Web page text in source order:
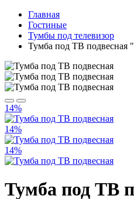
Главная
Гостиные
Тумбы под телевизор
Тумба под ТВ подвесная
14%
14%
14%
Тумба под ТВ